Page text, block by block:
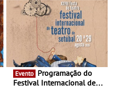
Atum - Concerto
performance na MAAT
Gallery a 3 de Setembro,
19:30
Evento
Festival Internacional de